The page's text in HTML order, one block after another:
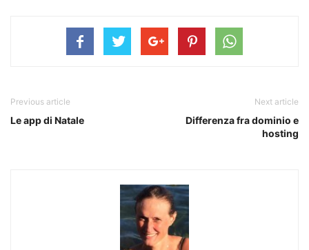
Previous article
Le app di Natale
Next article
Differenza fra dominio e
hosting